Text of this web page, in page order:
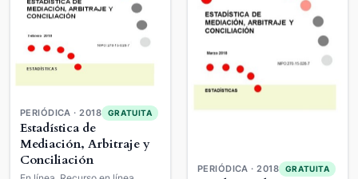
PERIÓDICA · 2018 GRATUITA
Estadística de
Mediación, Arbitraje y
Conciliación
PERIÓDICA · 2018 GRATUITA